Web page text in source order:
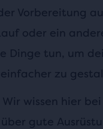
Vorbereitung
oder ein
Dinge tun, um
zu
Wir wissen hier bei
gute